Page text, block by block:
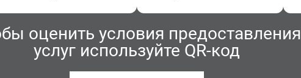
оценить условия предоставления
услуг используйте QR-код